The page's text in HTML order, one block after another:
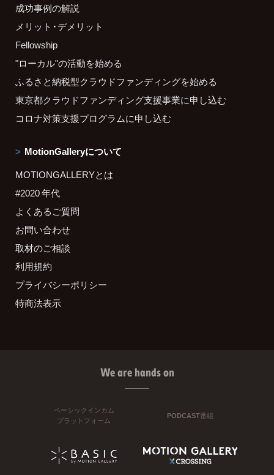
成功事例の解説
メリット・デメリット
Fellowship
"ローカル"の活動を始める
ふるさと納税型クラウドファンディングを始める
東京都クラウドファンディング支援事業に申し込む
コロナ対策支援プログラムに申し込む
MotionGalleryについて
MOTIONGALLERYとは
#2020 年代
よくあるご質問
お問い合わせ
取材のご相談
利用規約
プライバシーポリシー
特商法表示
We are hands on
ベーシックインカム
プラットフォーム
PODCAST番組